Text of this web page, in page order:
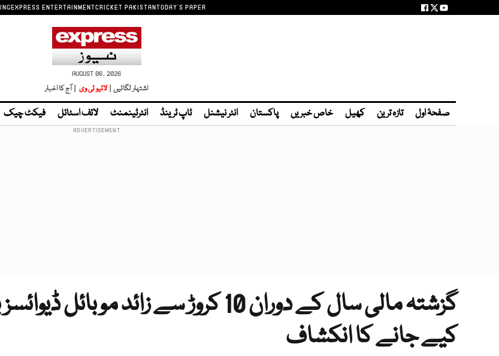
EXPRESS ENTERTAINMENTCRICKET PAKISTANTODAY'S PAPER
AUGUST 06, 2026
اشتہار لگائیں | لائیو ٹی وی | آج کا اخبار
صفحۂ اول تازہ ترین کھیل خاص خبریں پاکستان انٹر نیشنل ٹاپ ٹرینڈ انٹرٹینمنٹ لائف اسٹائل فیکٹ چیک
گزشتہ مالی سال کے دوران 10 کروڑ سے زائد موبائل
کیے جانے کا انکشاف